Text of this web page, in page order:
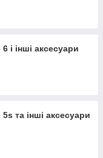
і інші аксесуари
та інші аксесуари